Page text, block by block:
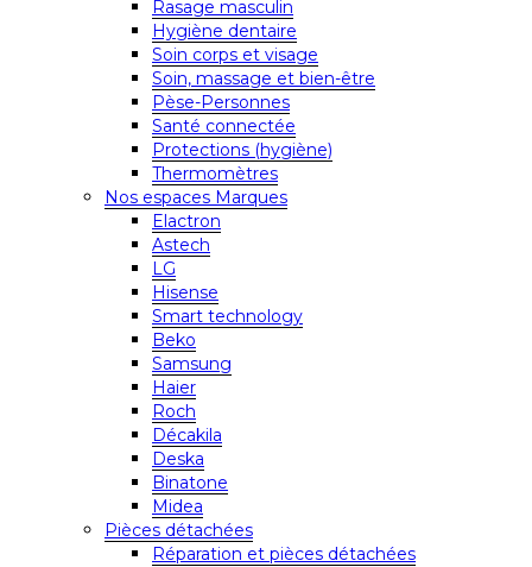
Rasage masculin
Hygiène dentaire
Soin corps et visage
Soin, massage et bien-être
Pèse-Personnes
Santé connectée
Protections (hygiène)
Thermomètres
Nos espaces Marques
Elactron
Astech
LG
Hisense
Smart technology
Beko
Samsung
Haier
Roch
Décakila
Deska
Binatone
Midea
Pièces détachées
Réparation et pièces détachées